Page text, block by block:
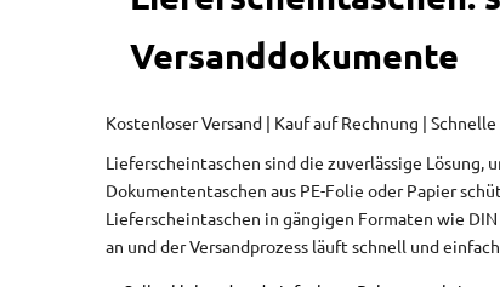
Versanddokumente
Kostenloser Versand | Kauf auf Rechnung |
Lieferscheintaschen sind die zuverlässige Lösung,
Dokumententaschen aus PE-Folie oder Papier
Lieferscheintaschen in gängigen Formaten wie
an und der Versandprozess läuft schnell und